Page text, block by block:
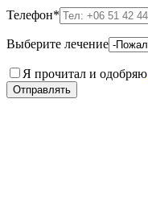
Телефон*
Выберите лечение
Я прочитал и одобряю